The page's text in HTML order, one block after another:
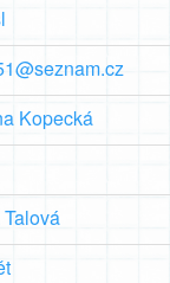
Kopecká